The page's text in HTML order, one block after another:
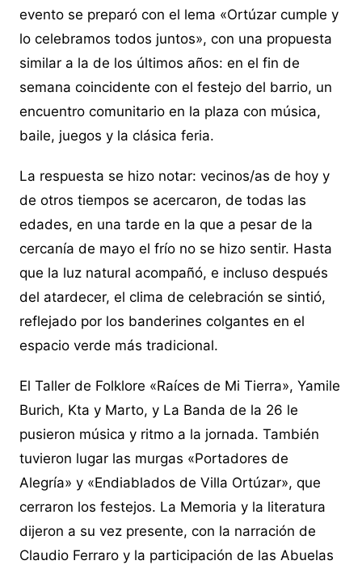
evento se preparó con el lema «Ortúzar cumple y
lo celebramos todos juntos», con una propuesta
similar a la de los últimos años: en el fin de
semana coincidente con el festejo del barrio, un
encuentro comunitario en la plaza con música,
baile, juegos y la clásica feria.
La respuesta se hizo notar: vecinos/as de hoy y
de otros tiempos se acercaron, de todas las
edades, en una tarde en la que a pesar de la
cercanía de mayo el frío no se hizo sentir. Hasta
que la luz natural acompañó, e incluso después
del atardecer, el clima de celebración se sintió,
reflejado por los banderines colgantes en el
espacio verde más tradicional.
El Taller de Folklore «Raíces de Mi Tierra», Yamile
Burich, Kta y Marto, y La Banda de la 26 le
pusieron música y ritmo a la jornada. También
tuvieron lugar las murgas «Portadores de
Alegría» y «Endiablados de Villa Ortúzar», que
cerraron los festejos. La Memoria y la literatura
dijeron a su vez presente, con la narración de
Claudio Ferraro y la participación de las Abuelas